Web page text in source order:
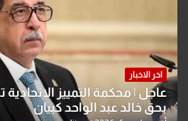
اخر الاخبار
عاجل | محكمة التمييز
بحق خالد عبد الواحد كبيان